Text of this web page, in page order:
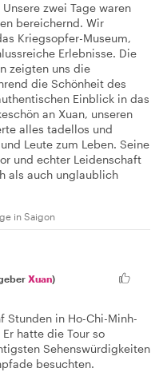
zwei Tage waren
bereichernd. Wir
Kriegsopfer-Museum,
Erlebnisse. Die
zeigten uns die
die Schönheit des
Einblick in das
an Xuan, unseren
alles tadellos und
Leute zum Leben. Seine
und echter Leidenschaft
als auch unglaublich
in Saigon
Xuan)
Stunden in Ho-Chi-Minh-
hatte die Tour so
Sehenswürdigkeiten
besuchten.